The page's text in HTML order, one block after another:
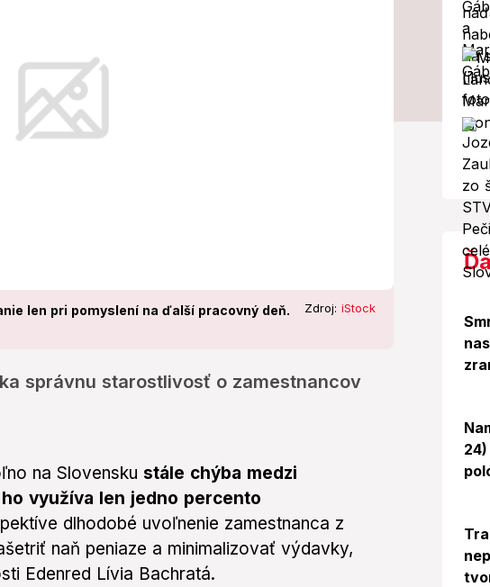
len pri pomyslení na ďalší pracovný deň.
Zdroj: iStock
správnu starostlivosť o zamestnancov
správnu starostlivosť o zamestnancov
na Slovensku stále chýba medzi
využíva len jedno percento
dlhodobé uvoľnenie zamestnanca z
naň peniaze a minimalizovať výdavky,
Edenred Lívia Bachratá.